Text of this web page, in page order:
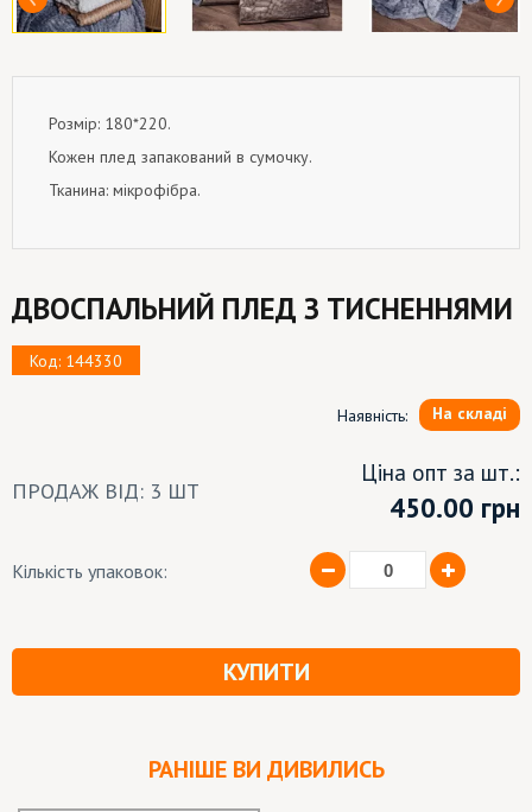
Розмір: 180*220.
Кожен плед запакований в сумочку.
Тканина: мікрофібра.
ДВОСПАЛЬНИЙ ПЛЕД З ТИСНЕННЯМИ
Код: 144330
Наявність: На складі
ПРОДАЖ ВІД: 3 ШТ
Ціна опт за шт.:
450.00 грн
Кількість упаковок:
КУПИТИ
РАНІШЕ ВИ ДИВИЛИСЬ